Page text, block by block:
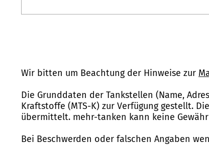
Wir bitten um Beachtung der Hinweise zur
Die Grunddaten der Tankstellen (Name,
Kraftstoffe (MTS-K) zur Verfügung gestellt.
übermittelt. mehr-tanken kann keine
Bei Beschwerden oder falschen Angaben